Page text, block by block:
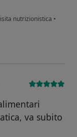
nutrizionistica •
va subito